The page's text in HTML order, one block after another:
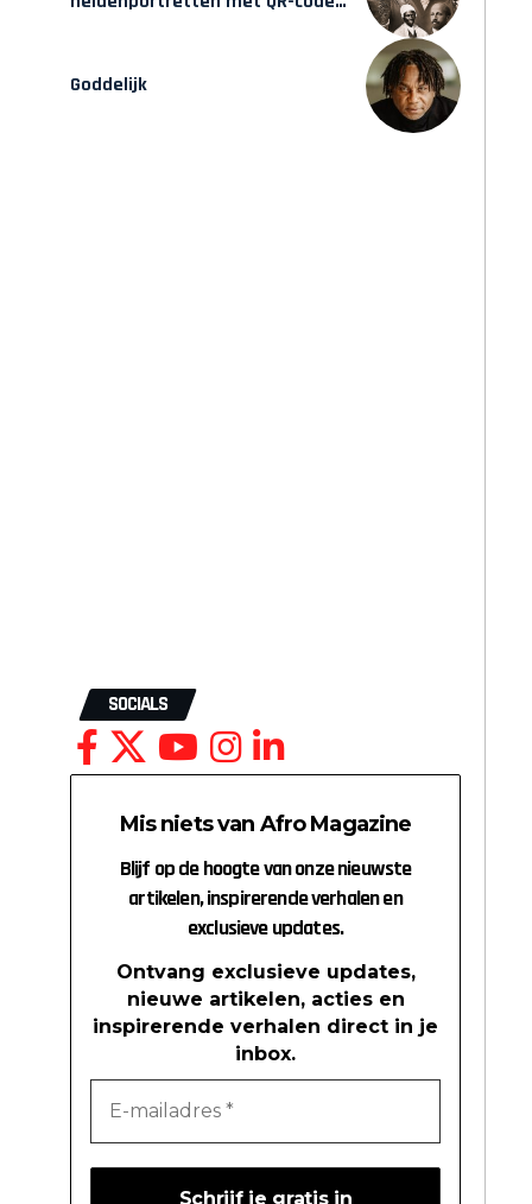
Goddelijk
SOCIALS
Mis niets van Afro Magazine
Blijf op de hoogte van onze nieuwste
artikelen, inspirerende verhalen en
exclusieve updates.
Ontvang exclusieve updates,
nieuwe artikelen, acties en
inspirerende verhalen direct in je
inbox.